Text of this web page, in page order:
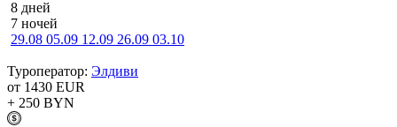
8 дней
7 ночей
29.08 05.09 12.09 26.09 03.10
Туроператор: Элдиви
от 1430 EUR
+ 250 BYN